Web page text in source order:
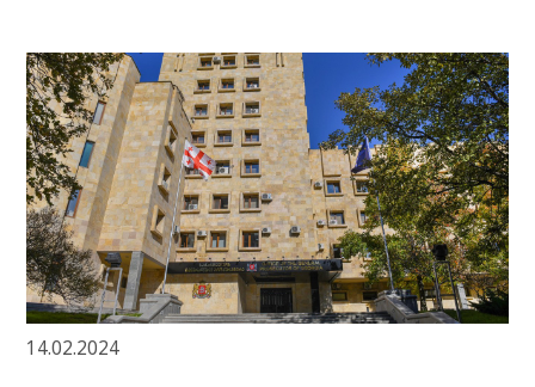
14.02.2024